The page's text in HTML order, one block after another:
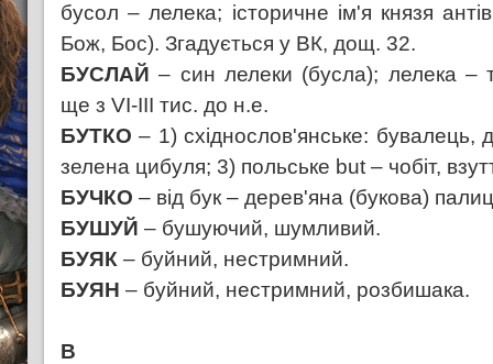
бусол – лелека; історичне ім'я князя
Бож, Бос). Згадується у ВК, дощ. 32.
БУСЛАЙ – син лелеки (бусла); лелека –
ще з VI-ІІІ тис. до н.е.
БУТКО – 1) східнослов'янське: бувалець,
зелена цибуля; 3) польське but – чобіт,
БУЧКО – від бук – дерев'яна (букова)
БУШУЙ – бушуючий, шумливий.
БУЯК – буйний, нестримний.
БУЯН – буйний, нестримний, розбишака.
В